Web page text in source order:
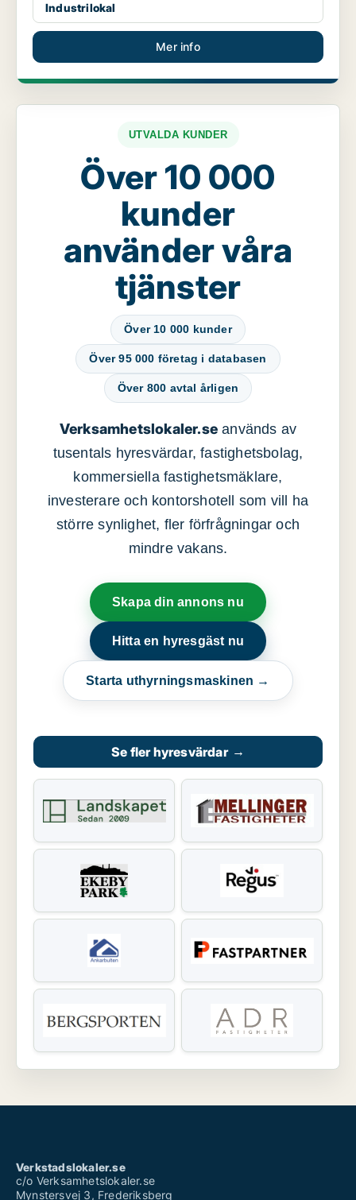
Industrilokal
Mer info
UTVALDA KUNDER
Över 10 000
kunder
använder våra
tjänster
Över 10 000 kunder
Över 95 000 företag i databasen
Över 800 avtal årligen
Verksamhetslokaler.se används av
tusentals hyresvärdar, fastighetsbolag,
kommersiella fastighetsmäklare,
investerare och kontorshotell som vill ha
större synlighet, fler förfrågningar och
mindre vakans.
Skapa din annons nu
Hitta en hyresgäst nu
Starta uthyrningsmaskinen →
Se fler hyresvärdar →
Verkstadslokaler.se
c/o Verksamhetslokaler.se
Mynstersvej 3, Frederiksberg